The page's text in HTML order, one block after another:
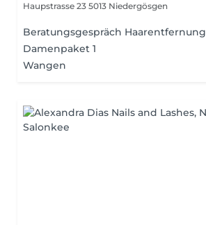
Haupstrasse 23 5013 Niedergösgen
Beratungsgespräch Haarentfernung
Damenpaket 1
Wangen